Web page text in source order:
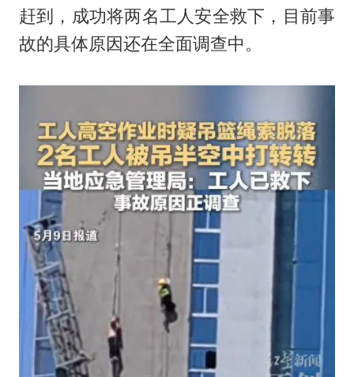
赶到，成功将两名工人安全救下，目前事
故的具体原因还在全面调查中。